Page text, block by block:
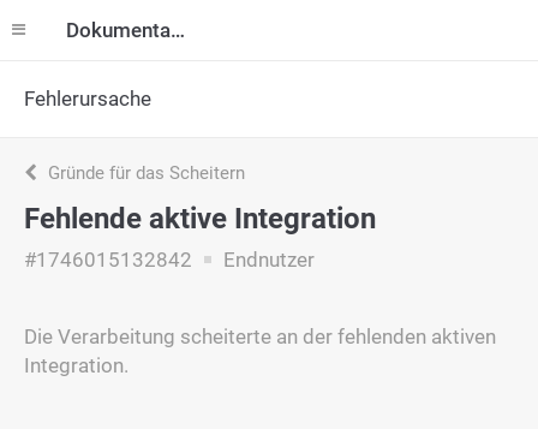
Dokumentation
Fehlerursache
Gründe für das Scheitern
Fehlende aktive Integration
#1746015132842 Endnutzer
Die Verarbeitung scheiterte an der fehlenden aktiven
Integration.